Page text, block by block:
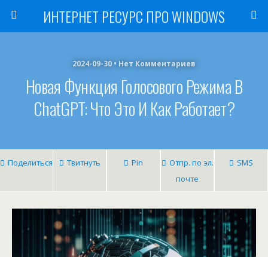
ИНТЕРНЕТ РЕСУРС ПРО WINDOWS
2024-09-30 • Нет Комментариев
Новая Функция Голосового Режима В
ChatGPT: Что Это И Как Работает?
Поделиться Твитнуть Pin
Отпр. по эл.
почте
SMS